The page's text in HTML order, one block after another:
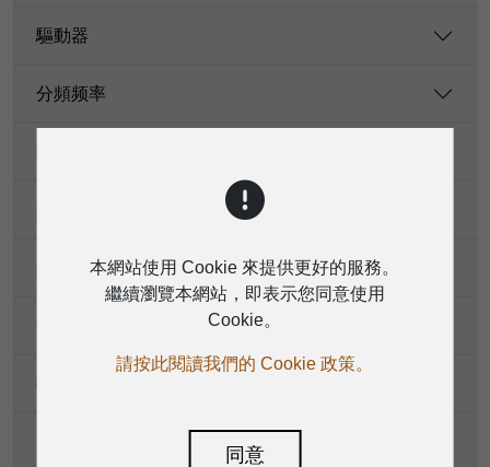
驅動器
分頻频率
最大聲壓級
頻率響應
頻率範圍
接頭
本網站使用 Cookie 來提供更好的服務。
繼續瀏覽本網站，即表示您同意使用
Cookie。
請按此閱讀我們的 Cookie 政策。
同意